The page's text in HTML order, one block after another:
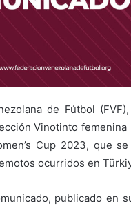
de Fútbol
Vinotinto femenina
Cup 2023, que
ocurridos en
publicado en